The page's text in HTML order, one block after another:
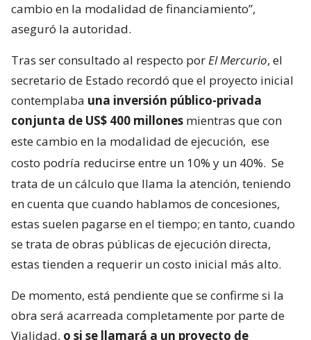
cambio en la modalidad de financiamiento”,
aseguró la autoridad.
Tras ser consultado al respecto porEl Mercurio, el
secretario de Estado recordó que el proyecto inicial
contemplaba una inversión público-privada
conjunta de US$ 400 millones mientras que con
este cambio en la modalidad de ejecución, ese
costo podría reducirse entre un 10% y un 40%. Se
trata de un cálculo que llama la atención, teniendo
en cuenta que cuando hablamos de concesiones,
estas suelen pagarse en el tiempo; en tanto, cuando
se trata de obras públicas de ejecución directa,
estas tienden a requerir un costo inicial más alto.
De momento, está pendiente que se confirme si la
obra será acarreada completamente por parte de
Vialidad, o si se llamará a un proyecto de